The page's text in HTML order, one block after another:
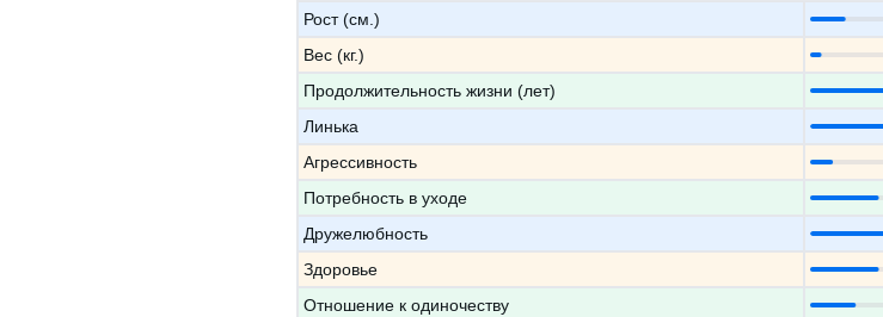
Рост (см.)
Вес (кг.)
Продолжительность жизни (лет)
Линька
Агрессивность
Потребность в уходе
Дружелюбность
Здоровье
Отношение к одиночеству